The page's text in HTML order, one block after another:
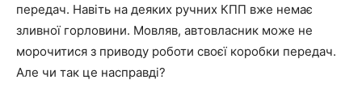
передач. Навіть на деяких ручних КПП вже немає
зливної горловини. Мовляв, автовласник може не
морочитися з приводу роботи своєї коробки передач.
Але чи так це насправді?